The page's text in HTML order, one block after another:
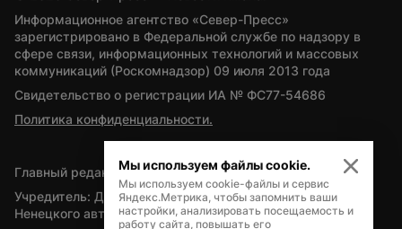
Информационное агентство «Север-Пресс»
зарегистрировано в Федеральной службе по надзору в
сфере связи, информационных технологий и массовых
коммуникаций (Роскомнадзор) 09 июля 2013 года
Свидетельство о регистрации ИА № ФС77-54686
Политика конфиденциальности.
Главный редактор — А.Л. Поздеев
Учредитель: Департамент внутренней политики Ямало-
Ненецкого автономного округа
Мы используем файлы cookie.
Мы используем cookie-файлы и сервис
Яндекс.Метрика, чтобы запомнить ваши
настройки, анализировать посещаемость и
работу сайта, повышать его